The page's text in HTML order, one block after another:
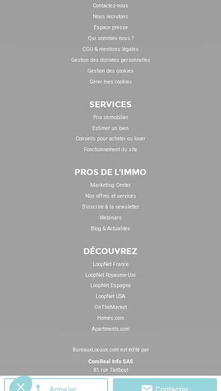
Contactez-nous
Nous recrutons
Espace presse
Qui sommes-nous ?
CGU & mentions légales
Gestion des données personnelles
Gestion des cookies
Gérer mes cookies
SERVICES
Prix immobilier
Estimer un bien
Conseils pour acheter ou louer
Fonctionnement du site
PROS DE L'IMMO
Marketing Center
Nos offres et services
S'inscrire à la newsletter
Webinars
Blog & Actualités
DÉCOUVREZ
LoopNet France
LoopNet Royaume-Uni
LoopNet Espagne
LoopNet USA
OnTheMarket
Homes.com
Apartments.com
BureauxLocaux.com est édité par
ComReal Info SAS
81 rue Taitbout
75009 Paris